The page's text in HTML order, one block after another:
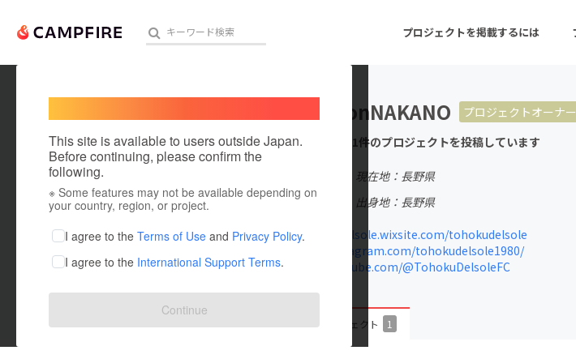
プロジェクトを掲載するには
人気のプロジェクト 注目のリターン 注目の新着プロジェクト
アート・写真 音楽
テクノロジー・ガジェット
ゲーム・サービス開発
映像・映画
書籍・雑誌出版
ビジネス・起業
まちづくり・地域活性化
This site is available to users outside Japan.
Before continuing, please confirm the
following.
※ Some features may not be available depending on
your country, region, or project.
I agree to the Terms of Use and Privacy Policy.
I agree to the International Support Terms.
Continue
RobinsonNAKANO
プロジェクトオーナー
これまでに1件のプロジェクトを投稿しています
現在地：長野県
出身国：日本
出身地：長野県
tohokudelsole.wixsite.com/tohokudelsole
www.instagram.com/tohokudelsole1980/
www.youtube.com/@TohokuDelsoleFC
支援したプロジェクト 0 投稿した プロジェクト 1